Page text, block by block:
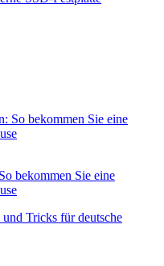
bekommen Sie eine